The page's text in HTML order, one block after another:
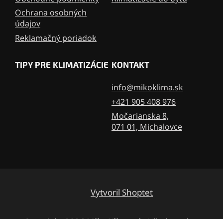
Ochrana osobných
údajov
Reklamačný poriadok
TIPY PRE KLIMATIZÁCIE KONTAKT
info@mikoklima.sk
+421 905 408 976
Močarianska 8,
071 01, Michalovce
Vytvoril Shoptet